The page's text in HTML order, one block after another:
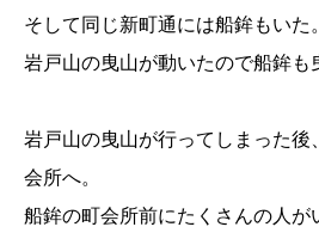
そして同じ新町通には船鉾もいた。
岩戸山の曳山が動いたので船鉾も
岩戸山の曳山が行ってしまった後
会所へ。
船鉾の町会所前にたくさんの人が